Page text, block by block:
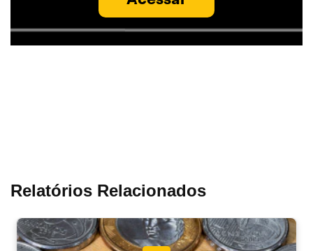
Relatórios Relacionados